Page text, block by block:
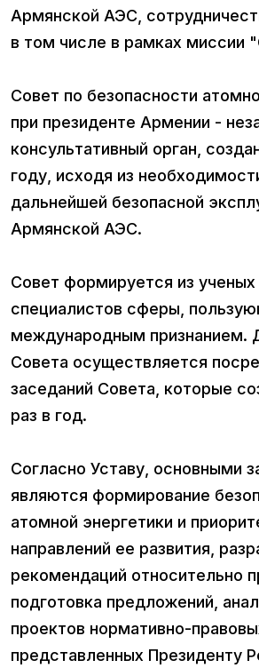
Армянской АЭС,
в том числе в рамках миссии
Совет по безопасности
при президенте Армении -
консультативный орган,
году, исходя из
дальнейшей безопасной
Армянской АЭС.
Совет формируется из ученых
специалистов сферы,
международным признанием.
Совета осуществляется
заседаний Совета, которые
раз в год.
Согласно Уставу, основными
являются формирование
атомной энергетики и
направлений ее развития,
рекомендаций относительно
подготовка предложений,
проектов нормативно-
представленных Президенту